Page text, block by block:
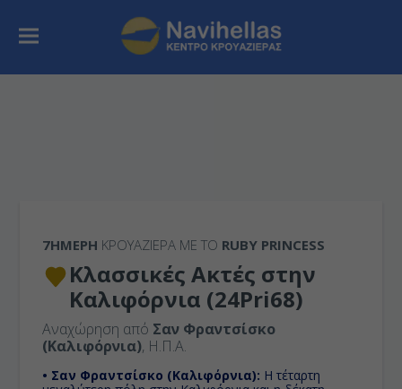
7ΉΜΕΡΗ ΚΡΟΥΑΖΙΕΡΑ ΜΕ ΤΟ RUBY PRINCESS
Κλασσικές Ακτές στην
Καλιφόρνια (24Pri68)
Αναχώρηση από Σαν Φραντσίσκο
(Καλιφόρνια), Η.Π.Α.
• Σαν Φραντσίσκο (Καλιφόρνια): Η τέταρτη